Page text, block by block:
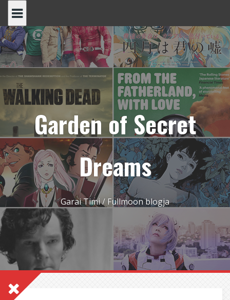
content
Garden of Secret
Dreams
Garai Timi / Fullmoon blogja